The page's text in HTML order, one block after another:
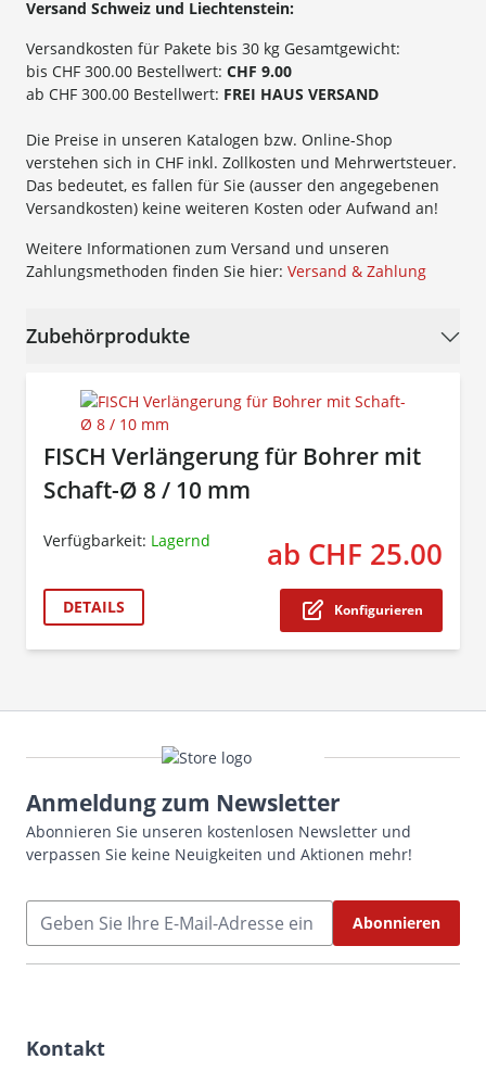
Versand Schweiz und Liechtenstein:
Versandkosten für Pakete bis 30 kg Gesamtgewicht:
bis CHF 300.00 Bestellwert: CHF 9.00
ab CHF 300.00 Bestellwert: FREI HAUS VERSAND
Die Preise in unseren Katalogen bzw. Online-Shop
verstehen sich in CHF inkl. Zollkosten und Mehrwertsteuer.
Das bedeutet, es fallen für Sie (ausser den angegebenen
Versandkosten) keine weiteren Kosten oder Aufwand an!
Weitere Informationen zum Versand und unseren
Zahlungsmethoden finden Sie hier: Versand & Zahlung
Zubehörprodukte
FISCH Verlängerung für Bohrer mit
Schaft-Ø 8 / 10 mm
Verfügbarkeit: Lagernd ab CHF 25.00
The
DETAILS
Konfigurieren
Anmeldung zum Newsletter
Abonnieren Sie unseren kostenlosen Newsletter und
verpassen Sie keine Neuigkeiten und Aktionen mehr!
Abonnieren
Kontakt